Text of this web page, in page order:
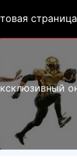
страница